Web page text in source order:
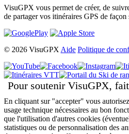
VisuGPX vous permet de créer, de
de partager vos itinéraires GPS de
© 2026 VisuGPX Aide Politique de
Pour soutenir VisuGPX,
En cliquant sur "accepter" vous
usage technique nécessaires au bon
que l'utilisation d'autres cookies
statistiques ou de personnalisation des